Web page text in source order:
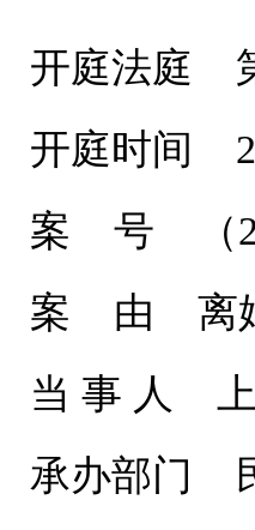
开庭法庭
开庭时间
案 号 （
案 由 离
当 事 人 上
承办部门